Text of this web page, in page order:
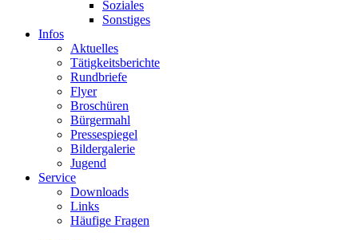
Soziales
Sonstiges
Infos
Aktuelles
Tätigkeitsberichte
Rundbriefe
Flyer
Broschüren
Bürgermahl
Pressespiegel
Bildergalerie
Jugend
Service
Downloads
Links
Häufige Fragen